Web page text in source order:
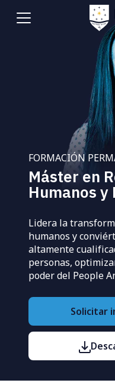
Abrir
FORMACIÓN
Máster en
Humanos
Lidera la
humanos y
altamente
personas,
poder del People
Solicitar